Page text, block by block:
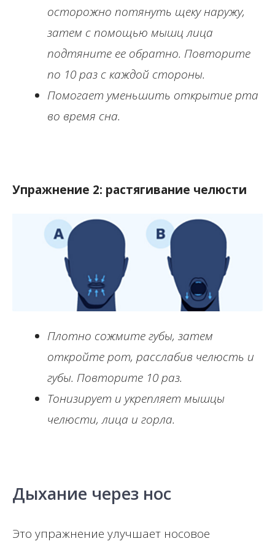
осторожно потянуть щеку наружу,
затем с помощью мышц лица
подтяните ее обратно. Повторите
по 10 раз с каждой стороны.
Помогает уменьшить открытие рта
во время сна.
Упражнение 2: растягивание челюсти
Плотно сожмите губы, затем
откройте рот, расслабив челюсть и
губы. Повторите 10 раз.
Тонизирует и укрепляет мышцы
челюсти, лица и горла.
Дыхание через нос
Это упражнение улучшает носовое